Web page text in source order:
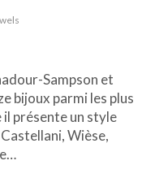
Sampson et
bijoux parmi les plus
présente un style
Wièse,